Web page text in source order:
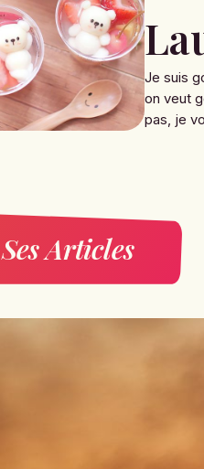
Je suis
on veut
pas, je
Ses Articles